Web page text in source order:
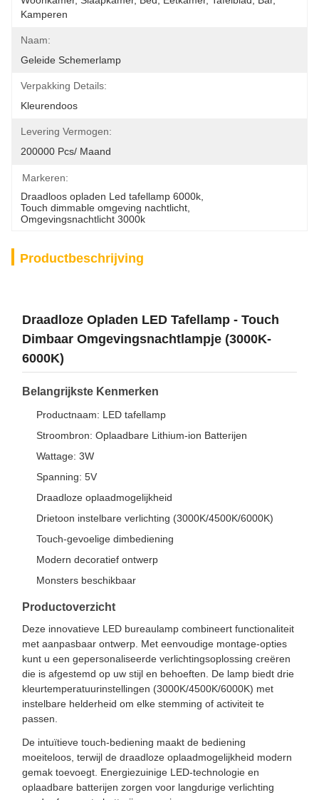
Kamperen
Naam:
Geleide Schemerlamp
Verpakking Details:
Kleurendoos
Levering Vermogen:
200000 Pcs/ Maand
Markeren:
Draadloos opladen Led tafellamp 6000k
Touch dimmable omgeving nachtlicht
Omgevingsnachtlicht 3000k
Productbeschrijving
Draadloze Opladen LED Tafellamp - Touch
Dimbaar Omgevingsnachtlampje (3000K-
6000K)
Belangrijkste Kenmerken
Productnaam: LED tafellamp
Stroombron: Oplaadbare Lithium-ion Batterijen
Wattage: 3W
Spanning: 5V
Draadloze oplaadmogelijkheid
Drietoon instelbare verlichting (3000K/4500K/6000K)
Touch-gevoelige dimbediening
Modern decoratief ontwerp
Monsters beschikbaar
Productoverzicht
Deze innovatieve LED bureaulamp combineert functionaliteit
met aanpasbaar ontwerp. Met eenvoudige montage-opties
kunt u een gepersonaliseerde verlichtingsoplossing creëren
die is afgestemd op uw stijl en behoeften. De lamp biedt drie
kleurtemperatuurinstellingen (3000K/4500K/6000K) met
instelbare helderheid om elke stemming of activiteit te
passen.
De intuïtieve touch-bediening maakt de bediening
moeiteloos, terwijl de draadloze oplaadmogelijkheid modern
gemak toevoegt. Energiezuinige LED-technologie en
oplaadbare batterijen zorgen voor langdurige verlichting